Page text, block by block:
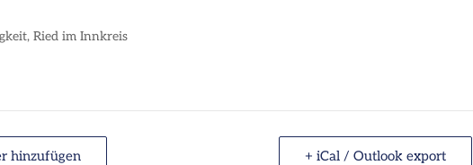
Ried im Innkreis
hinzufügen + iCal / Outlook export